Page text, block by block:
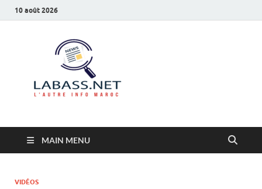
10 août 2026
MAIN MENU
VIDÉOS